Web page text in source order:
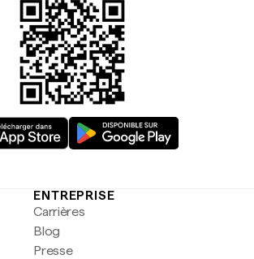
ENTREPRISE
Carrières
Blog
Presse